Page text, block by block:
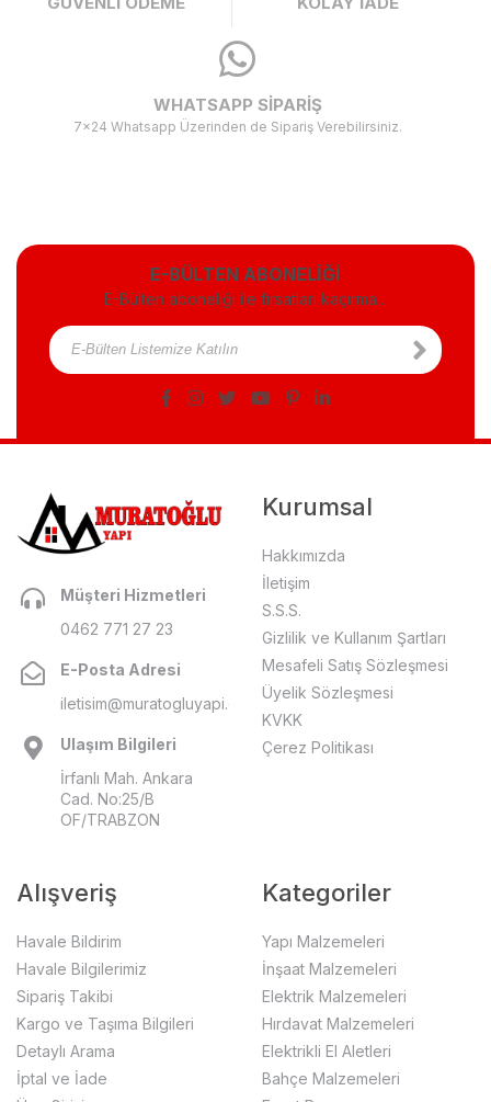
WHATSAPP SİPARİŞ
7x24 Whatsapp Üzerinden de Sipariş Verebilirsiniz.
E-BÜLTEN ABONELİĞİ
E-Bülten aboneliği ile fırsatları kaçırma...
Müşteri Hizmetleri
0462 771 27 23
E-Posta Adresi
iletisim@muratogluyapi.com
Ulaşım Bilgileri
İrfanlı Mah. Ankara
Cad. No:25/B
OF/TRABZON
Kurumsal
Hakkımızda
İletişim
S.S.S.
Gizlilik ve Kullanım Şartları
Mesafeli Satış Sözleşmesi
Üyelik Sözleşmesi
KVKK
Çerez Politikası
Alışveriş
Havale Bildirim
Havale Bilgilerimiz
Sipariş Takibi
Kargo ve Taşıma Bilgileri
Detaylı Arama
İptal ve İade
Kategoriler
Yapı Malzemeleri
İnşaat Malzemeleri
Elektrik Malzemeleri
Hırdavat Malzemeleri
Elektrikli El Aletleri
Bahçe Malzemeleri